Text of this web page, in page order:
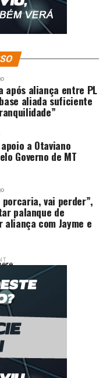
após aliança entre PL
aliada suficiente
a Otaviano
Governo de MT
vai perder”,
palanque de
com Jayme e